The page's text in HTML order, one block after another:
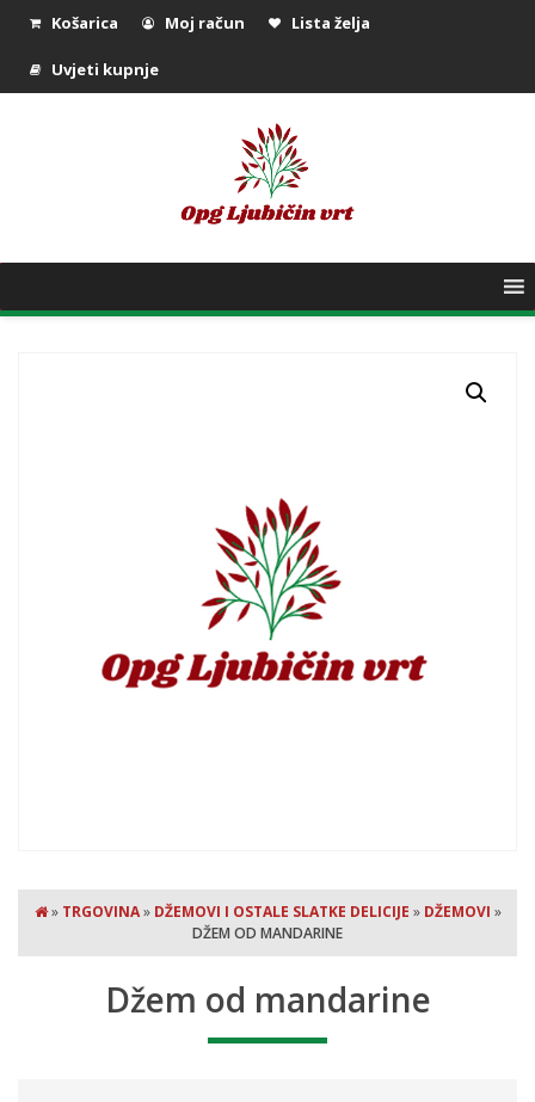
Košarica Moj račun Lista želja
Uvjeti kupnje
» TRGOVINA» DŽEMOVI I OSTALE SLATKE DELICIJE » DŽEMOVI »
DŽEM OD MANDARINE
Džem od mandarine